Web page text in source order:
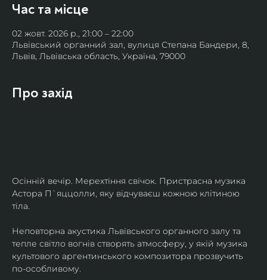
Час та місце
02 жовт. 2026 р., 21:00 – 22:00
Львівський органний зал, вулиця Степана Бандери, 8,
Львів, Львівська область, Україна, 79000
Про захід
Осінній вечір. Мерехтіння свічок. Пристрасна музика
Астора П`яццолли, яку відчуваєш кожною клітиною
тіла.
Неповторна акустика Львівського органного залу та
тепле світло вогнів створять атмосферу, у якій музика
культового аргентинського композитора прозвучить
по-особливому.